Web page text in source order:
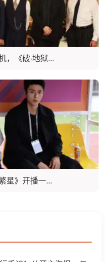
，《破·地狱...
星》开播一...